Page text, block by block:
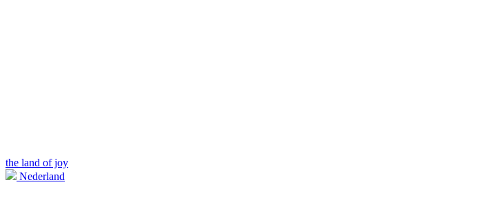
the land of joy
Nederland